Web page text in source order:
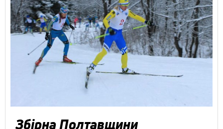
Збірна Полтавщини